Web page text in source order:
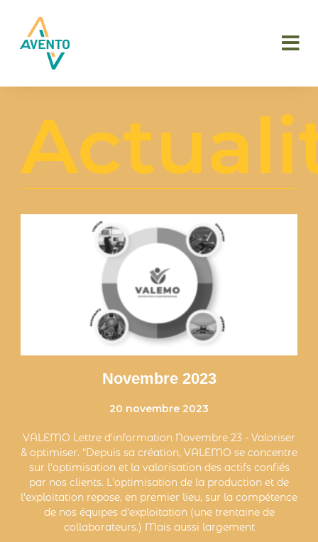
Novembre 2023
20 novembre 2023
VALEMO Lettre d'information Novembre 23 - Valoriser
& optimiser. "Depuis sa création, VALEMO se concentre
sur l'optimisation et la valorisation des actifs confiés
par nos clients. L'optimisation de la production et de
l'exploitation repose, en premier lieu, sur la compétence
de nos équipes d'exploitation (une trentaine de
collaborateurs.) Mais aussi largement